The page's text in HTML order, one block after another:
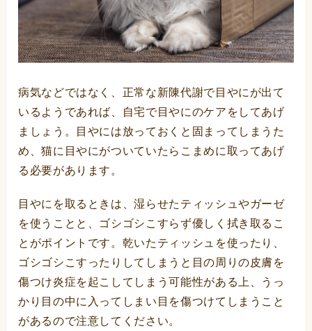
病気などではなく、正常な新陳代謝で目やにが出て
いるようであれば、自宅で目やにのケアをしてあげ
ましょう。目やには放っておくと固まってしまうた
め、猫に目やにがついていたらこまめに取ってあげ
る必要があります。
目やにを取るときは、湿らせたティッシュやガーゼ
を使うことと、ゴシゴシこすらず優しく拭き取るこ
とがポイントです。乾いたティッシュを使ったり、
ゴシゴシこすったりしてしまうと目の周りの皮膚を
傷つけ炎症を起こしてしまう可能性がある上、うっ
かり目の中に入ってしまい目を傷つけてしまうこと
があるので注意してください。